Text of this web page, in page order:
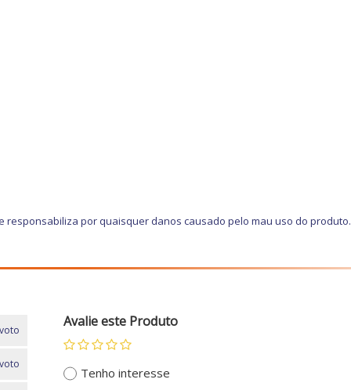
por quaisquer danos causado pelo mau uso do produto.
Avalie este Produto
Tenho interesse